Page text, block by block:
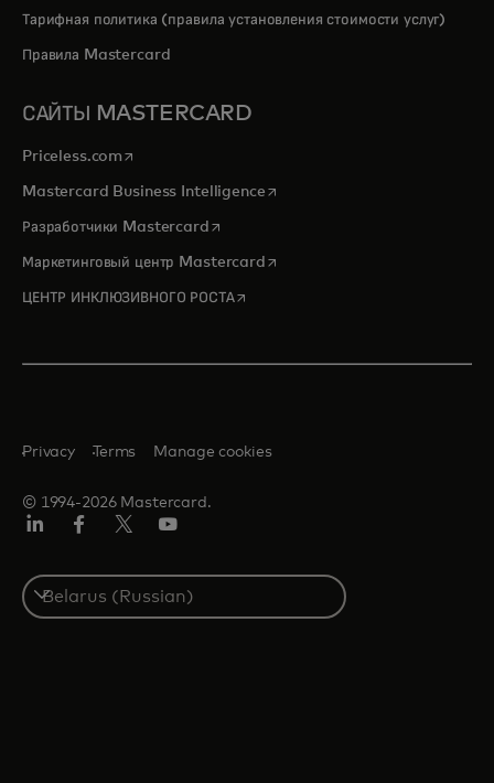
Тарифная политика (правила установления стоимости услуг)
Правила Mastercard
САЙТЫ MASTERCARD
Priceless.com opens in a new tab
Mastercard Business Intelligenceopens in a new tab
Разработчики Mastercardopens in a new tab
Маркетинговый центр Mastercardopens in a new tab
ЦЕНТР ИНКЛЮЗИВНОГО РОСТАopens in a new tab
© 1994-2026 Mastercard.
Privacy Terms Manage cookies
Select
a
country
Twitter)